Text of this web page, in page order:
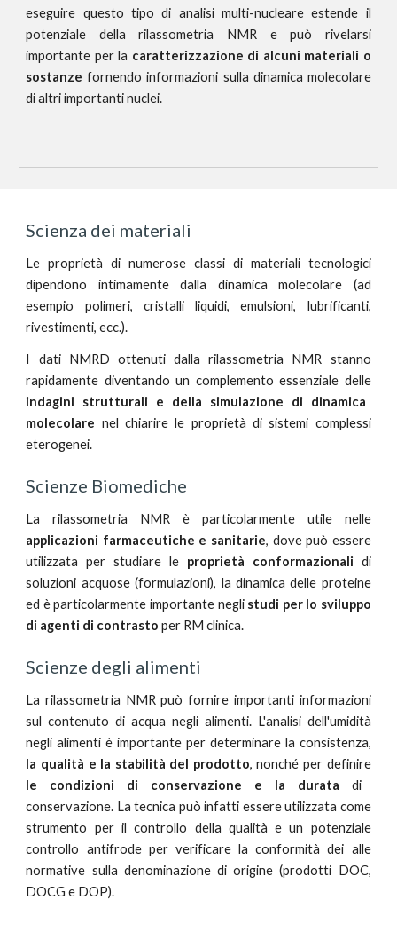
eseguire questo tipo di analisi multi-nucleare estende il
potenziale della rilassometria NMR e può rivelarsi
importante per la caratterizzazione di alcuni materiali o
sostanze fornendo informazioni sulla dinamica molecolare
di altri importanti nuclei.
Scienza dei materiali
Le proprietà di numerose classi di materiali tecnologici
dipendono intimamente dalla dinamica molecolare (ad
esempio polimeri, cristalli liquidi, emulsioni, lubrificanti,
rivestimenti, ecc.).
I dati NMRD ottenuti dalla rilassometria NMR stanno
rapidamente diventando un complemento essenziale delle
indagini strutturali e della simulazione di dinamica
molecolare nel chiarire le proprietà di sistemi complessi
eterogenei.
Scienze Biomediche
La rilassometria NMR è particolarmente utile nelle
applicazioni farmaceutiche e sanitarie, dove può essere
utilizzata per studiare le proprietà conformazionali di
soluzioni acquose (formulazioni), la dinamica delle proteine
ed è particolarmente importante negli studi per lo sviluppo
di agenti di contrasto per RM clinica.
Scienze degli alimenti
La rilassometria NMR può fornire importanti informazioni
sul contenuto di acqua negli alimenti. L'analisi dell'umidità
negli alimenti è importante per determinare la consistenza,
la qualità e la stabilità del prodotto, nonché per definire
le condizioni di conservazione e la durata di
conservazione. La tecnica può infatti essere utilizzata come
strumento per il controllo della qualità e un potenziale
controllo antifrode per verificare la conformità dei alle
normative sulla denominazione di origine (prodotti DOC,
DOCG e DOP).